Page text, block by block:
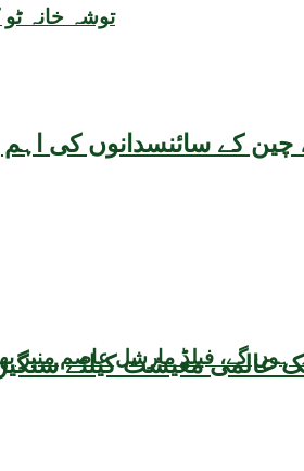
چین کے سائنسدانوں کی
توشہ خانہ ٹو کیس:
گے، فیلڈ مارشل عاصم منیر